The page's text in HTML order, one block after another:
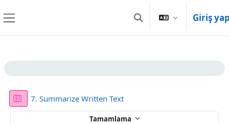
Arama girişini değiştir
Giriş
Bölüm anahatları
7. Summarize Written TextSınav
Tamamlama